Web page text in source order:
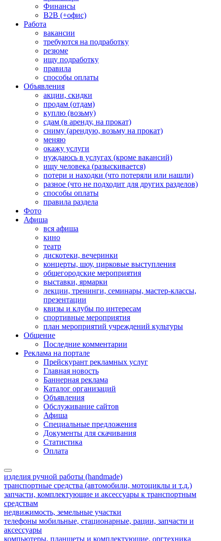
Финансы
B2B (+офис)
Работа
вакансии
требуются на подработку
резюме
ищу подработку
правила
способы оплаты
Объявления
акции, скидки
продам (отдам)
куплю (возьму)
сдам (в аренду, на прокат)
сниму (арендую, возьму на прокат)
меняю
окажу услуги
нуждаюсь в услугах (кроме вакансий)
ищу человека (разыскивается)
потери и находки (что потеряли или нашли)
разное (что не подходит для других разделов)
способы оплаты
правила раздела
Фото
Афиша
вся афиша
кино
театр
дискотеки, вечеринки
концерты, шоу, цирковые выступления
общегородские мероприятия
выставки, ярмарки
лекции, тренинги, семинары, мастер-классы,
презентации
квизы и клубы по интересам
спортивные мероприятия
план мероприятий учреждений культуры
Общение
Последние комментарии
Реклама на портале
Прейскурант рекламных услуг
Главная новость
Баннерная реклама
Каталог организаций
Объявления
Обслуживание сайтов
Афиша
Специальные предложения
Документы для скачивания
Статистика
Оплата
изделия ручной работы (handmade)
транспортные средства (автомобили, мотоциклы и т.д.)
запчасти, комплектующие и аксессуары к транспортным
средствам
недвижимость, земельные участки
телефоны мобильные, стационарные, рации, запчасти и
аксессуары
компьютеры, планшеты и комплектующие, оргтехника